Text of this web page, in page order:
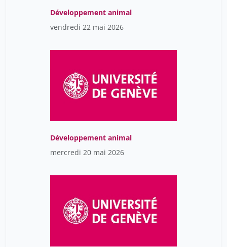
Développement animal
vendredi 22 mai 2026
Développement animal
mercredi 20 mai 2026